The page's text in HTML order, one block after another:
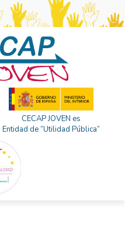
CECAP JOVEN es
Entidad de “Utilidad Pública”